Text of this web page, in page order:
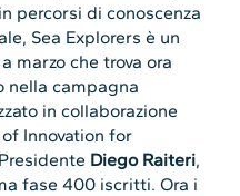
percorsi di conoscenza
Sea Explorers è un
marzo che trova ora
nella campagna
in collaborazione
Innovation for
Diego Raiteri,
fase 400 iscritti. Ora i